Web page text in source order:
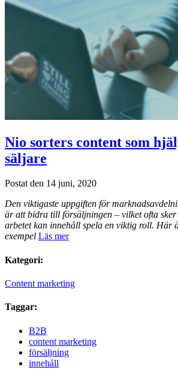
Nio sorters content som
säljare
Postat den 14 juni, 2020
Den viktigaste uppgiften för
är att bidra till försäljningen – vilket ofta
arbetet kan innehåll spela en viktig roll. Här
exempel Läs mer
Kategori:
Content marketing
Taggar:
B2B
content marketing
försäljning
innehåll